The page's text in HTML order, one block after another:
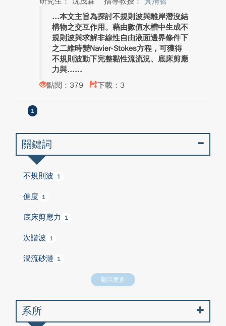
本文主旨為探討不規則波與離岸潛沒結
構物之交互作用。藉由數值水槽中生成不
規則波與求解非線性自由液面邊界條件下
之二維時變Navier-Stokes方程，可獲得
不規則波動下完整黏性流流況、底床剪應
力與...
點閱：379
下載：3
1
關鍵詞
不規則波 1
偏度 1
底床剪應力 1
次諧波 1
渦流砂漣 1
顯示更多
系所